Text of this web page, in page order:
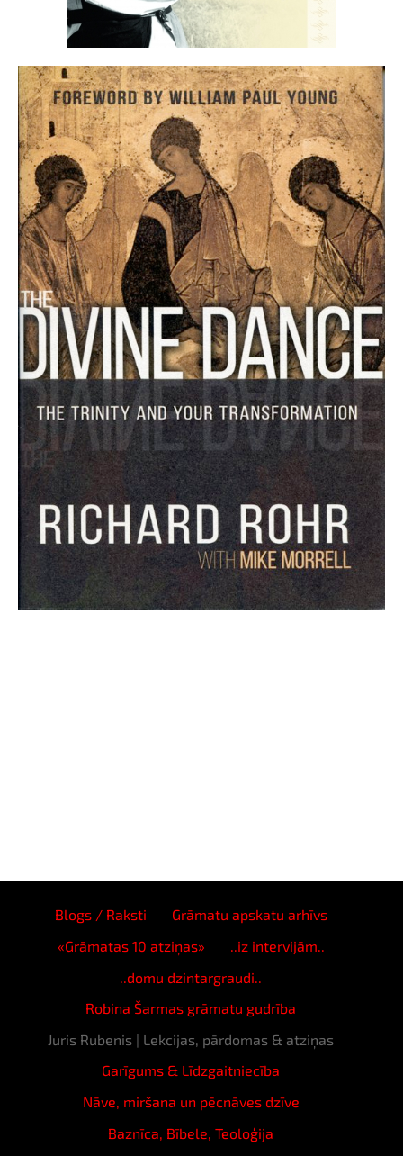
Blogs / Raksti
Grāmatu apskatu arhīvs
«Grāmatas 10 atziņas»
..iz intervijām..
..domu dzintargraudi..
Robina Šarmas grāmatu gudrība
Juris Rubenis | Lekcijas, pārdomas & atziņas
Garīgums & Līdzgaitniecība
Nāve, miršana un pēcnāves dzīve
Baznīca, Bībele, Teoloģija